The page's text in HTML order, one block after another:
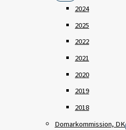
2024
2025
2022
2021
2020
2019
2018
Domarkommission, DK